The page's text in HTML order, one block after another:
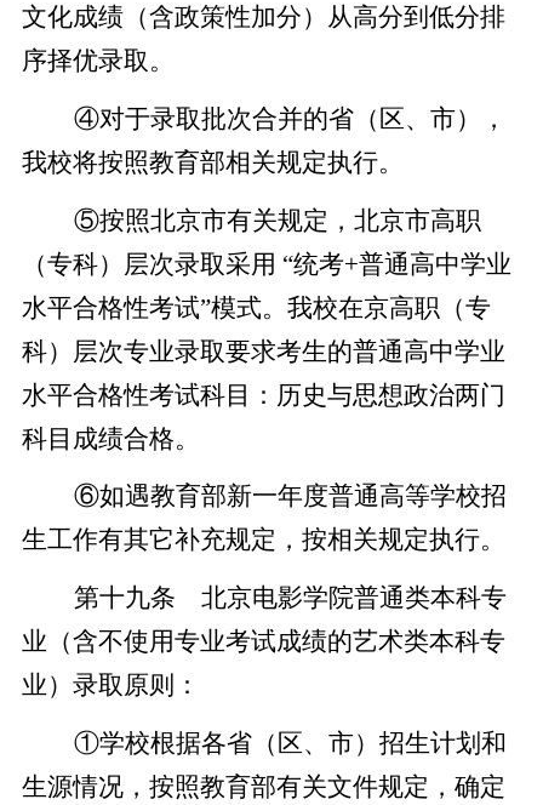
文化成绩（含政策性加分）从高分到低分排
序择优录取。
④对于录取批次合并的省（区、市），
我校将按照教育部相关规定执行。
⑤按照北京市有关规定，北京市高职
（专科）层次录取采用 “统考+普通高中学业
水平合格性考试”模式。我校在京高职（专
科）层次专业录取要求考生的普通高中学业
水平合格性考试科目：历史与思想政治两门
科目成绩合格。
⑥如遇教育部新一年度普通高等学校招
生工作有其它补充规定，按相关规定执行。
第十九条 北京电影学院普通类本科专
业（含不使用专业考试成绩的艺术类本科专
业）录取原则：
①学校根据各省（区、市）招生计划和
生源情况，按照教育部有关文件规定，确定